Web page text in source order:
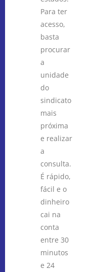
Para ter
acesso,
basta
procurar
a
unidade
do
sindicato
mais
próxima
e realizar
a
consulta.
É rápido,
fácil e o
dinheiro
cai na
conta
entre 30
minutos
e 24